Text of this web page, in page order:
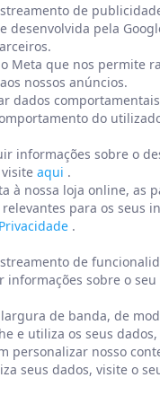
de
pela
Meta que nos permite
nossos anúncios.
dados
do
informações sobre o
aqui .
à nossa loja online, as
para os seus
.
de
sobre o
de banda, de
e utiliza os seus
personalizar nosso
seus dados, visite o